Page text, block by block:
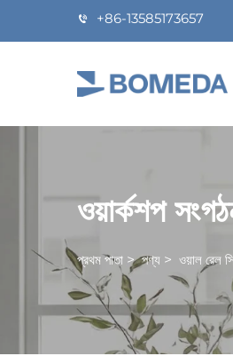
+86-13585173657
ওয়ার্কশপ
প্রথম পাতা >পণ্য > ওয়াল রেল